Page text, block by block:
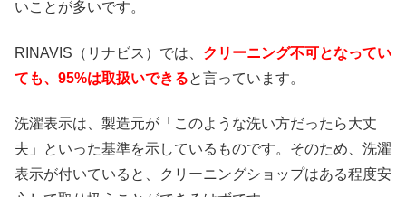
いことが多いです。
RINAVIS（リナビス）では、 クリーニング不可となってい
ても、95%は取扱いできると言っています。
洗濯表示は、製造元が「このような洗い方だったら大丈
夫」といった基準を示しているものです。そのため、洗濯
表示が付いていると、クリーニングショップはある程度安